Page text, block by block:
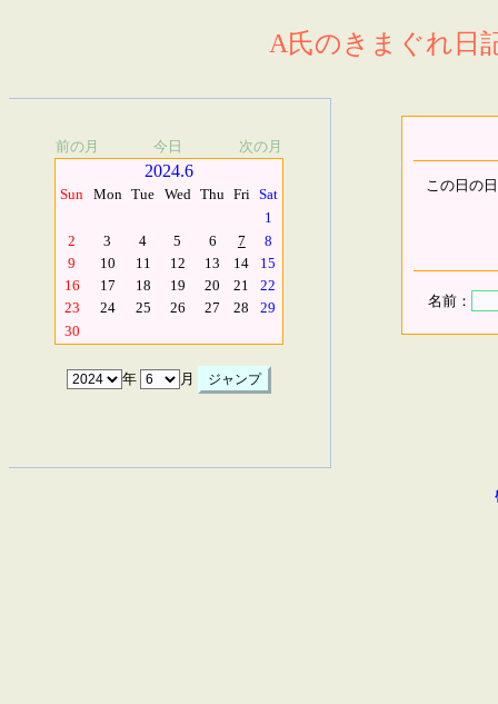
A氏のきまぐれ日
前の月 今日 次の月
2024.6
Sun Mon Tue Wed Thu Fri Sat
1
2
3 4 5 6 7
8
9
10 11 12 13 14
15
16
17 18 19 20 21
22
23
24 25 26 27 28
29
30
年 月
この日の
名前：